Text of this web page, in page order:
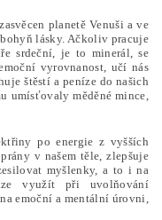
planetě Venuši a ve
lásky. Ačkoliv pracuje
srdeční, je to minerál, se
vyrovnanost, učí nás
štěstí a peníze do našich
umísťovaly měděné mince,
po energie z vyšších
v našem těle, zlepšuje
myšlenky, a to i na
využít při uvolňování
emoční a mentální úrovni,